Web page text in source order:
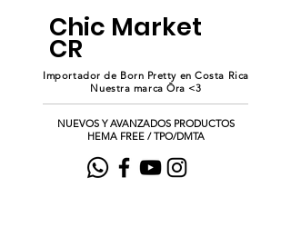
Chic Market
CR
Importador de Born Pretty en Costa Rica
Nuestra marca Ōra <3
NUEVOS Y AVANZADOS PRODUCTOS
HEMA FREE / TPO/DMTA